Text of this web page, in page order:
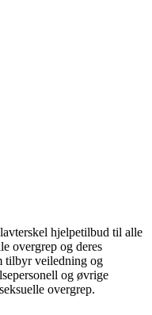
hjelpetilbud til alle
overgrep og deres
tilbyr veiledning og
og øvrige
overgrep.